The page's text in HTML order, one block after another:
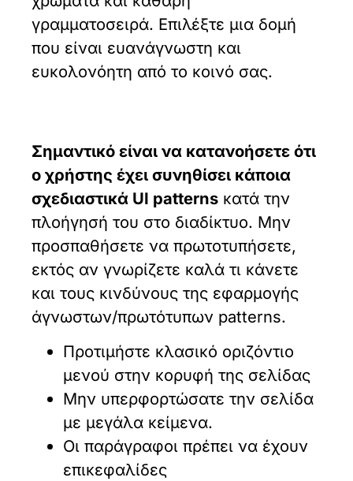
γραμματοσειρά. Επιλέξτε μια δομή
που είναι ευανάγνωστη και
ευκολονόητη από το κοινό σας.
Σημαντικό είναι να κατανοήσετε ότι
ο χρήστης έχει συνηθίσει κάποια
σχεδιαστικά UI patterns κατά την
πλοήγησή του στο διαδίκτυο. Μην
προσπαθήσετε να πρωτοτυπήσετε,
εκτός αν γνωρίζετε καλά τι κάνετε
και τους κινδύνους της εφαρμογής
άγνωστων/πρωτότυπων patterns.
Προτιμήστε κλασικό οριζόντιο
μενού στην κορυφή της σελίδας
Μην υπερφορτώσατε την σελίδα
με μεγάλα κείμενα.
Οι παράγραφοι πρέπει να έχουν
επικεφαλίδες